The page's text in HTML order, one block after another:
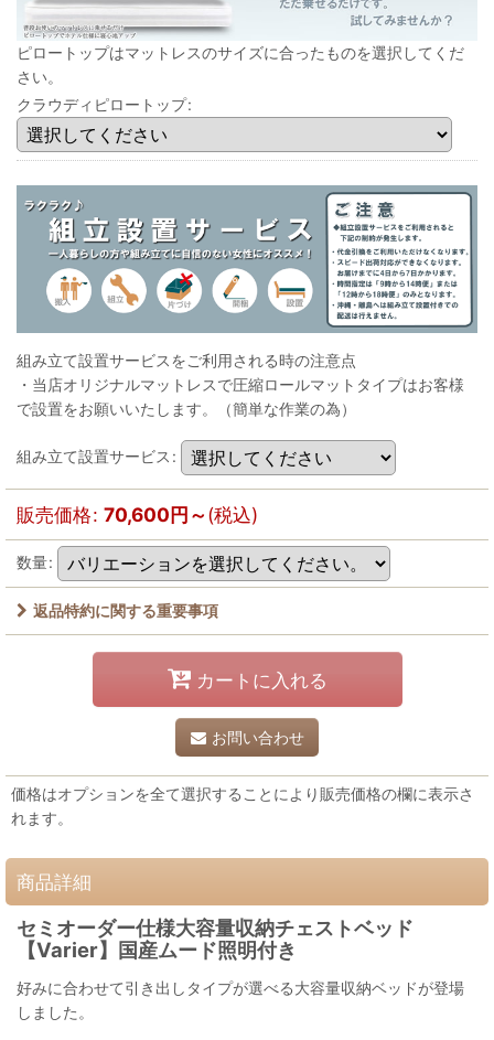
ピロートップはマットレスのサイズに合ったものを選択してくだ
さい。
クラウディピロートップ:
組み立て設置サービスをご利用される時の注意点
・当店オリジナルマットレスで圧縮ロールマットタイプはお客様
で設置をお願いいたします。（簡単な作業の為）
組み立て設置サービス :
販売価格: 70,600円～(税込)
数量:
返品特約に関する重要事項
カートに入れる
お問い合わせ
価格はオプションを全て選択することにより販売価格の欄に表示さ
れます。
商品詳細
セミオーダー仕様大容量収納チェストベッド
【Varier】国産ムード照明付き
好みに合わせて引き出しタイプが選べる大容量収納ベッドが登場
しました。